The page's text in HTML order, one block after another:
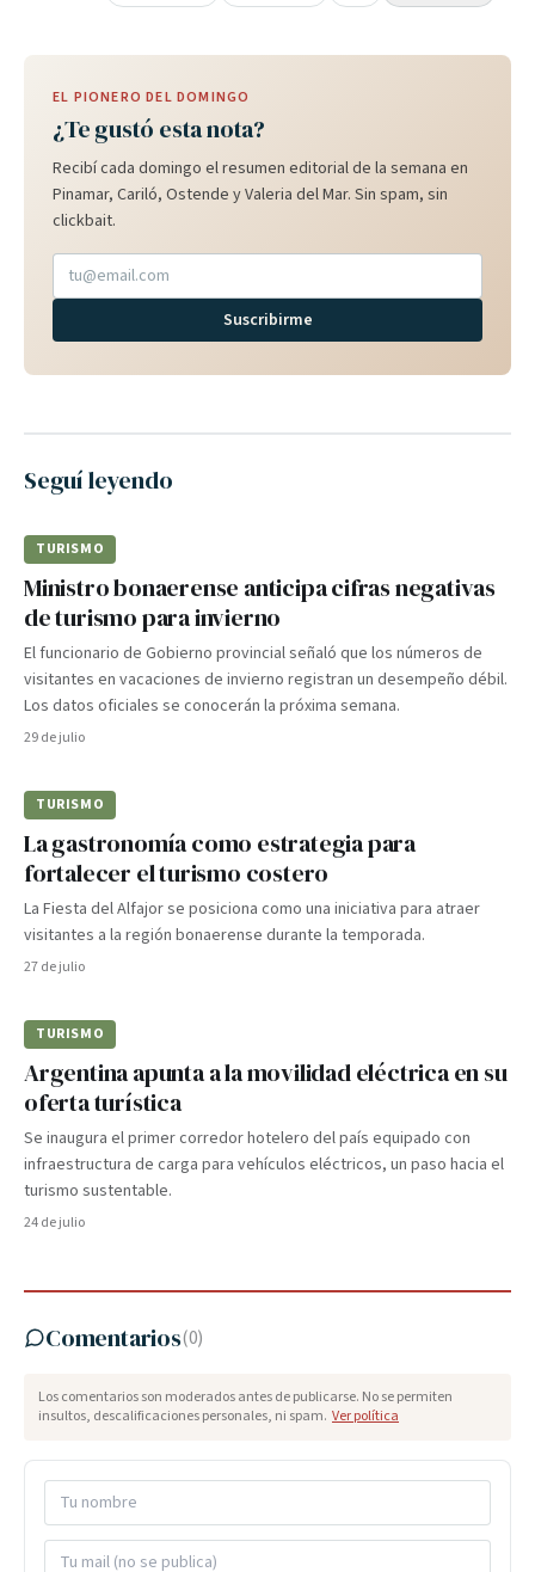
EL PIONERO DEL DOMINGO
¿Te gustó esta nota?
Recibí cada domingo el resumen editorial de la semana en
Pinamar, Cariló, Ostende y Valeria del Mar. Sin spam, sin
clickbait.
Suscribirme
Seguí leyendo
TURISMO
Ministro bonaerense anticipa cifras negativas
de turismo para invierno
El funcionario de Gobierno provincial señaló que los números de
visitantes en vacaciones de invierno registran un desempeño débil.
Los datos oficiales se conocerán la próxima semana.
29 de julio
TURISMO
La gastronomía como estrategia para
fortalecer el turismo costero
La Fiesta del Alfajor se posiciona como una iniciativa para atraer
visitantes a la región bonaerense durante la temporada.
27 de julio
TURISMO
Argentina apunta a la movilidad eléctrica en su
oferta turística
Se inaugura el primer corredor hotelero del país equipado con
infraestructura de carga para vehículos eléctricos, un paso hacia el
turismo sustentable.
24 de julio
Comentarios(0)
Los comentarios son moderados antes de publicarse. No se permiten
insultos, descalificaciones personales, ni spam. Ver política